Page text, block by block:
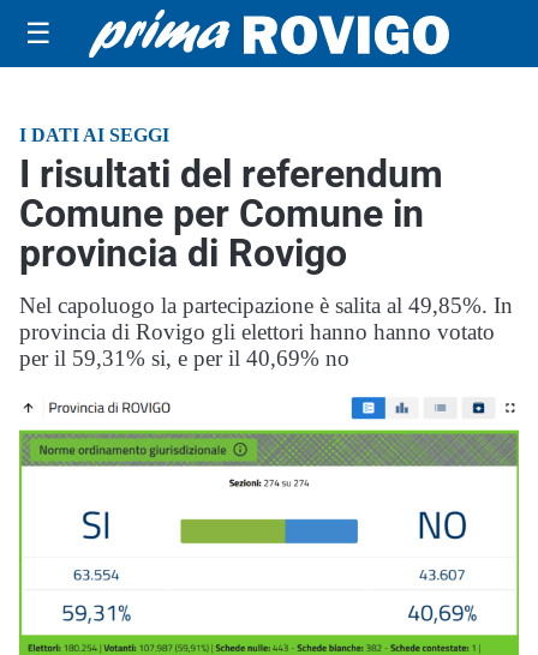
☰
I DATI AI SEGGI
I risultati del referendum
Comune per Comune in
provincia di Rovigo
Nel capoluogo la partecipazione è salita al 49,85%. In
provincia di Rovigo gli elettori hanno hanno votato
per il 59,31% si, e per il 40,69% no